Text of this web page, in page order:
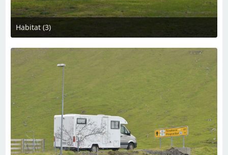
Habitat (3)
10. Oktober 2024 um 20:03